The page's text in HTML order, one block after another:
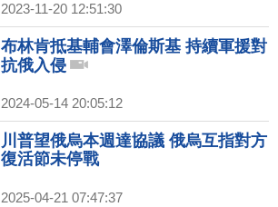
2023-11-20 12:51:30
布林肯抵基輔會澤倫斯基 持續軍援對
抗俄入侵
2024-05-14 20:05:12
川普望俄烏本週達協議 俄烏互指對方
復活節未停戰
2025-04-21 07:47:37